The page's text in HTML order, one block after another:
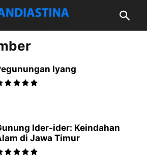
Iyang
Ider-ider: Keindahan
di Jawa Timur